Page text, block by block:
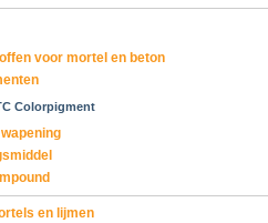
voor mortel en beton
Colorpigment
en lijmen